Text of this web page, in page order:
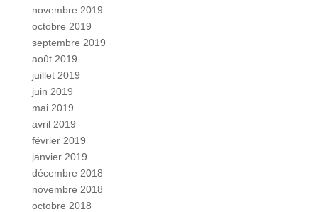
novembre 2019
octobre 2019
septembre 2019
août 2019
juillet 2019
juin 2019
mai 2019
avril 2019
février 2019
janvier 2019
décembre 2018
novembre 2018
octobre 2018